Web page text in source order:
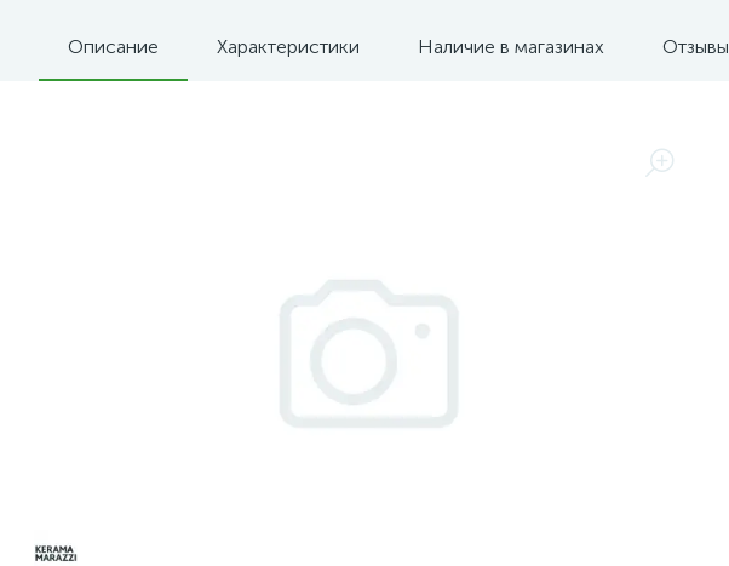
Описание Характеристики Наличие в магазинах Отзывы